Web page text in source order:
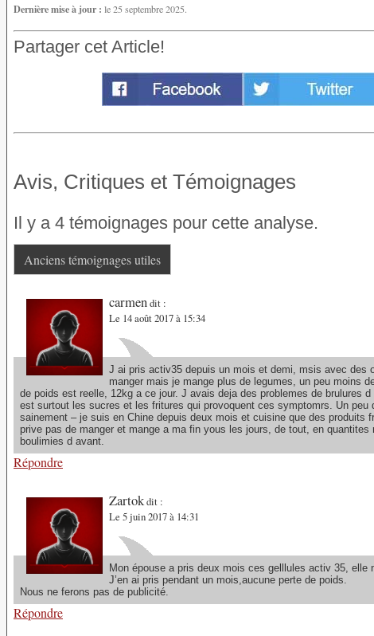
Dernière mise à jour : le 25 septembre 2025.
Partager cet Article!
Avis, Critiques et Témoignages
Il y a 4 témoignages pour cette analyse.
Anciens témoignages utiles
carmendit :
Le 14 août 2017 à 15:34
J ai pris activ35 depuis un mois et demi, msis avec des
manger mais je mange plus de legumes, un peu moins
de poids est reelle, 12kg a ce jour. J avais deja des problemes de
est surtout les sucres et les fritures qui provoquent ces symptomrs. Un
sainement – je suis en Chine depuis deux mois et cuisine que des
prive pas de manger et mange a ma fin yous les jours, de tout, en
boulimies d avant.
Répondre
Zartokdit :
Le 5 juin 2017 à 14:31
Mon épouse a pris deux mois ces gelllules activ 35, elle
J’en ai pris pendant un mois,aucune perte de poids.
Nous ne ferons pas de publicité.
Répondre